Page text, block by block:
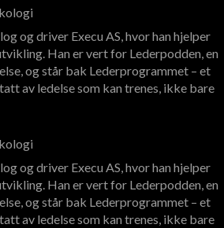
og driver Execu AS, hvor han hjelper
Han er vert for Lederpodden, en
og står bak Lederprogrammet – et
av ledelse som kan trenes, ikke bare
og driver Execu AS, hvor han hjelper
Han er vert for Lederpodden, en
og står bak Lederprogrammet – et
av ledelse som kan trenes, ikke bare